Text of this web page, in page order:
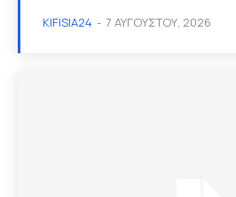
KIFISIA24 - 7 ΑΥΓΟΎΣΤΟΥ, 2026